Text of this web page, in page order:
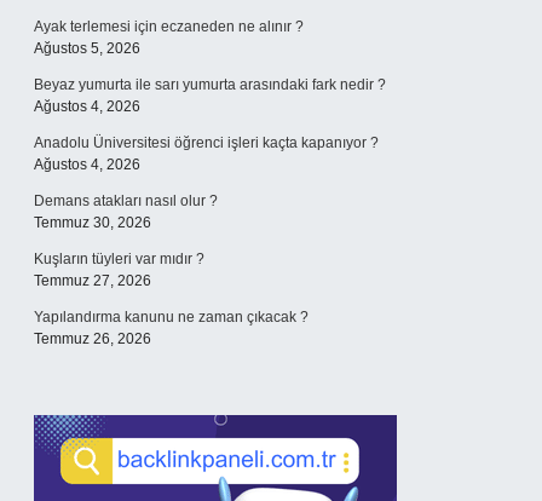
Ayak terlemesi için eczaneden ne alınır ?
Ağustos 5, 2026
Beyaz yumurta ile sarı yumurta arasındaki fark nedir ?
Ağustos 4, 2026
Anadolu Üniversitesi öğrenci işleri kaçta kapanıyor ?
Ağustos 4, 2026
Demans atakları nasıl olur ?
Temmuz 30, 2026
Kuşların tüyleri var mıdır ?
Temmuz 27, 2026
Yapılandırma kanunu ne zaman çıkacak ?
Temmuz 26, 2026